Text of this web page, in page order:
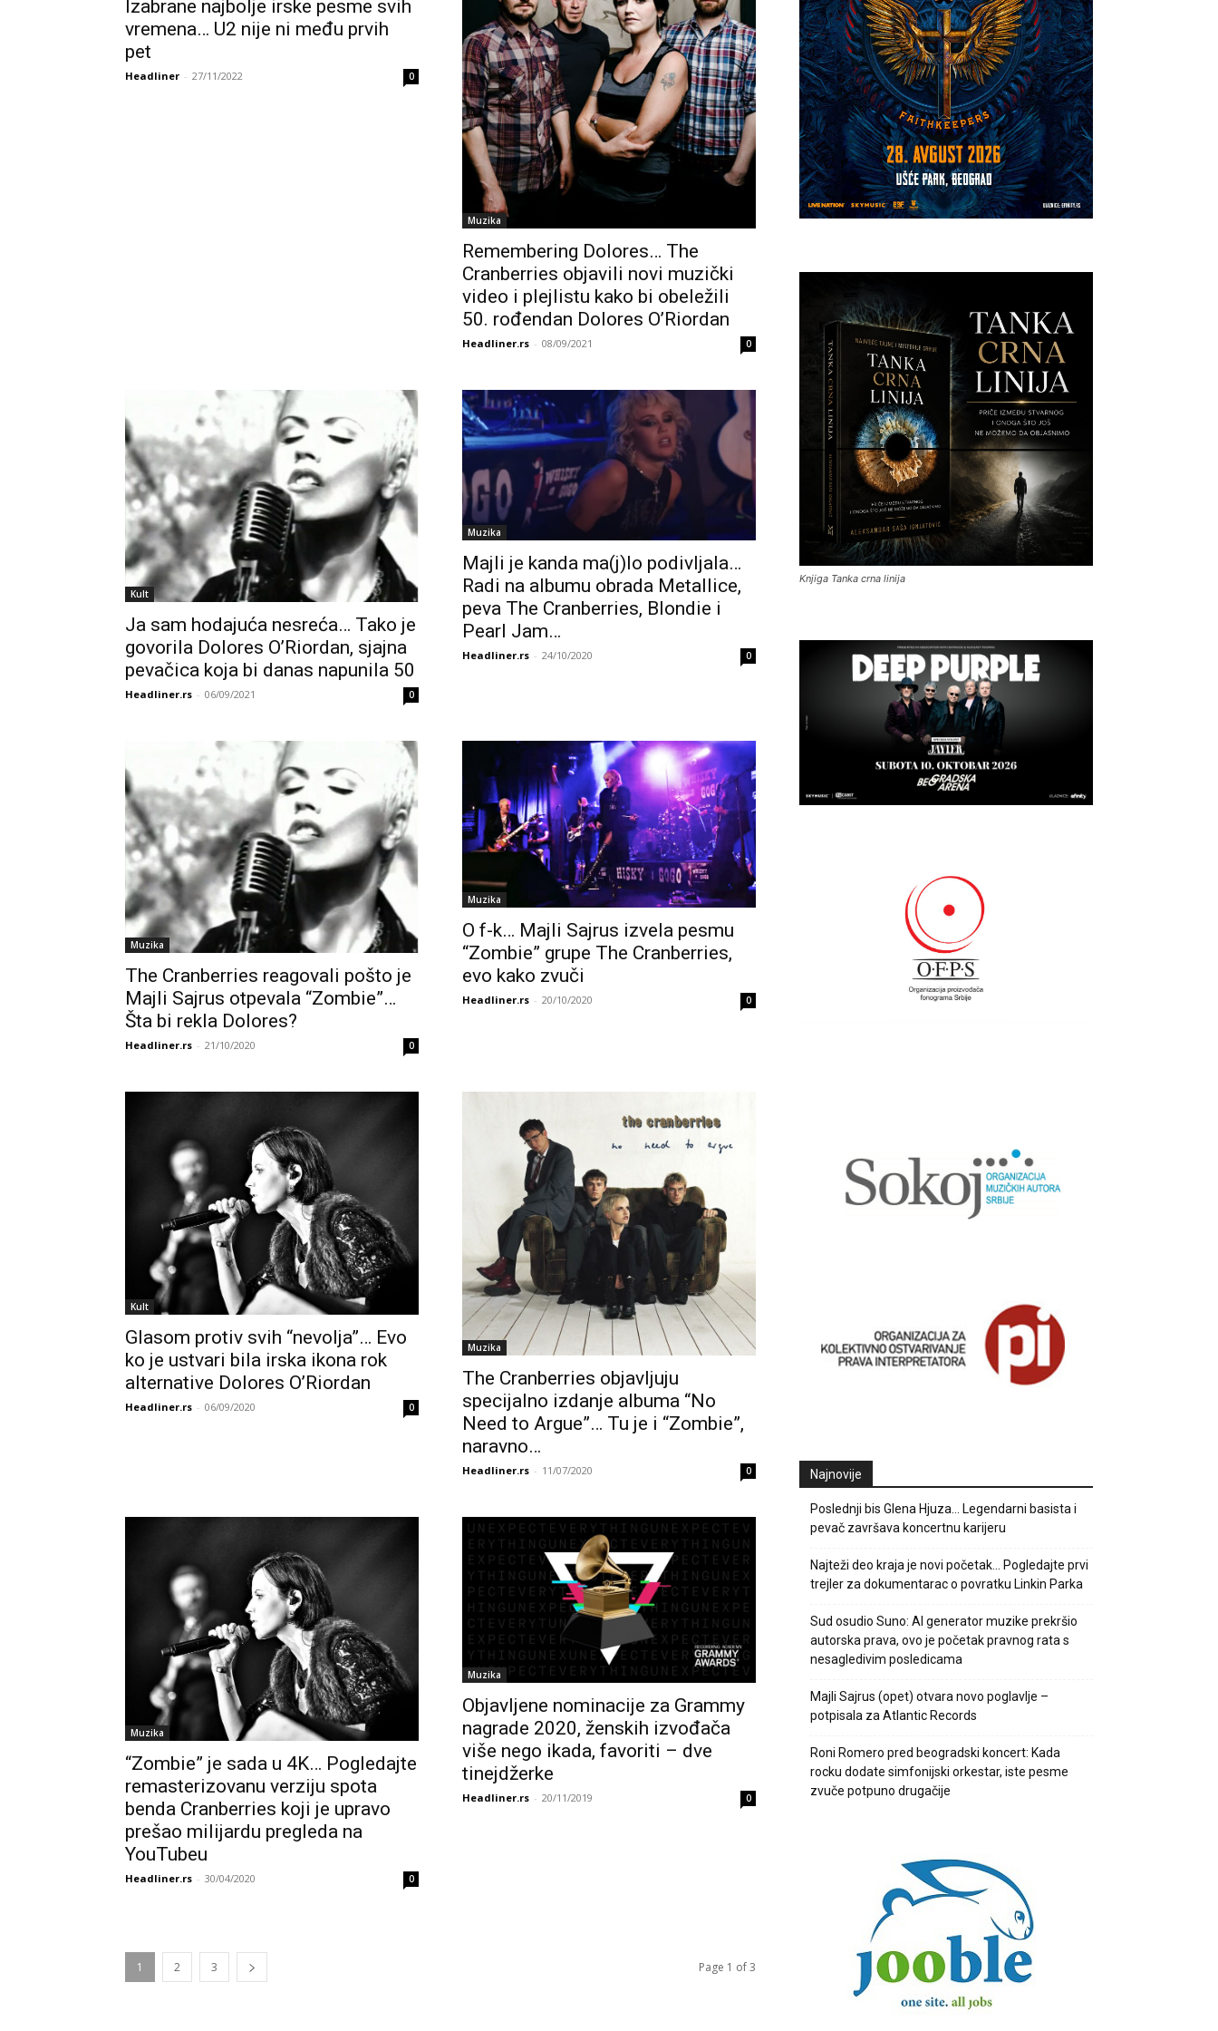
Izabrane najbolje irske pesme svih
vremena… U2 nije ni među prvih
pet
Headliner - 27/11/2022 0
Muzika
Remembering Dolores… The
Cranberries objavili novi muzički
video i plejlistu kako bi obeležili
50. rođendan Dolores O’Riordan
Headliner.rs - 08/09/2021 0
Kult
Ja sam hodajuća nesreća… Tako je
govorila Dolores O’Riordan, sjajna
pevačica koja bi danas napunila 50
Headliner.rs - 06/09/2021 0
Muzika
Majli je kanda ma(j)lo podivljala…
Radi na albumu obrada Metallice,
peva The Cranberries, Blondie i
Pearl Jam…
Headliner.rs - 24/10/2020 0
Muzika
The Cranberries reagovali pošto je
Majli Sajrus otpevala “Zombie”…
Šta bi rekla Dolores?
Headliner.rs - 21/10/2020 0
Muzika
O f-k… Majli Sajrus izvela pesmu
“Zombie” grupe The Cranberries,
evo kako zvuči
Headliner.rs - 20/10/2020 0
Kult
Glasom protiv svih “nevolja”… Evo
ko je ustvari bila irska ikona rok
alternative Dolores O’Riordan
Headliner.rs - 06/09/2020 0
Muzika
The Cranberries objavljuju
specijalno izdanje albuma “No
Need to Argue”… Tu je i “Zombie”,
naravno…
Headliner.rs - 11/07/2020 0
Muzika
“Zombie” je sada u 4K… Pogledajte
remasterizovanu verziju spota
benda Cranberries koji je upravo
prešao milijardu pregleda na
YouTubeu
Headliner.rs - 30/04/2020 0
Muzika
Objavljene nominacije za Grammy
nagrade 2020, ženskih izvođača
više nego ikada, favoriti – dve
tinejdžerke
Headliner.rs - 20/11/2019 0
1 2 3 Page 1 of 3
Knjiga Tanka crna linija
Najnovije
Poslednji bis Glena Hjuza… Legendarni basista i
pevač završava koncertnu karijeru
Najteži deo kraja je novi početak… Pogledajte prvi
trejler za dokumentarac o povratku Linkin Parka
Sud osudio Suno: AI generator muzike prekršio
autorska prava, ovo je početak pravnog rata s
nesagledivim posledicama
Majli Sajrus (opet) otvara novo poglavlje –
potpisala za Atlantic Records
Roni Romero pred beogradski koncert: Kada
rocku dodate simfonijski orkestar, iste pesme
zvuče potpuno drugačije